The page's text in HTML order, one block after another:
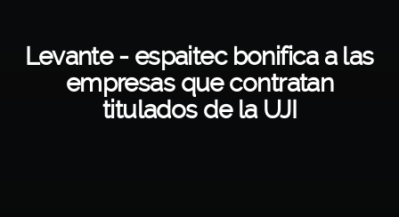
Levante - espaitec bonifica a las
empresas que contratan
titulados de la UJI